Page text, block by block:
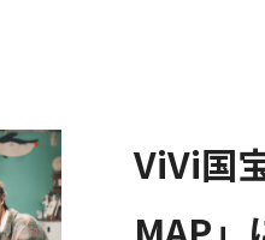
ViVi国